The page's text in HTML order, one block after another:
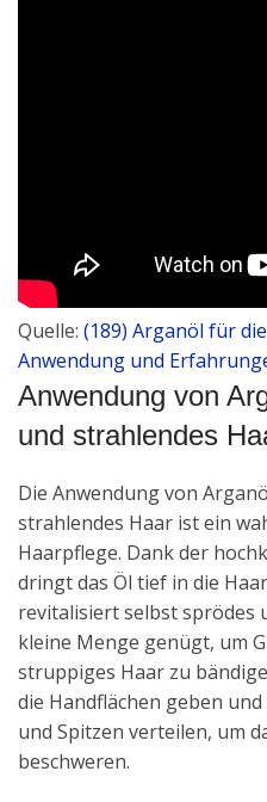
Quelle: (189) Arganöl für
Anwendung und
Anwendung von
und strahlendes
Die Anwendung von
strahlendes Haar ist ein
Haarpflege. Dank der
dringt das Öl tief in die
revitalisiert selbst sprödes
kleine Menge genügt, um
struppiges Haar zu
die Handflächen geben
und Spitzen verteilen, um
beschweren.